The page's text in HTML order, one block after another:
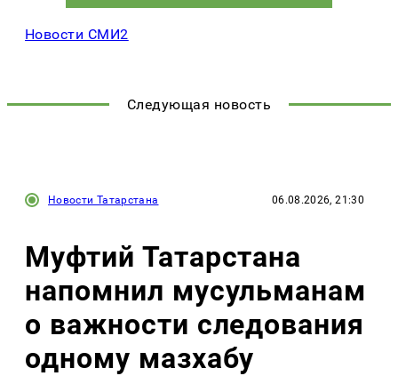
Новости СМИ2
Следующая новость
Новости Татарстана 06.08.2026, 21:30
Муфтий Татарстана
напомнил мусульманам
о важности следования
одному мазхабу